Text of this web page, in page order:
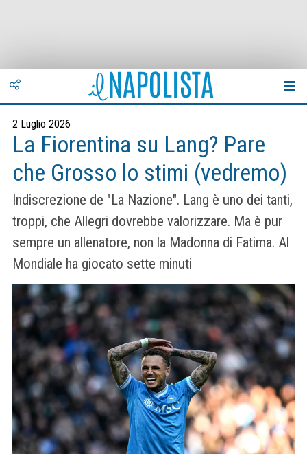
2 Luglio 2026
La Fiorentina su Lang? Pare
che Grosso lo stimi (vedremo)
Indiscrezione de "La Nazione". Lang è uno dei tanti,
troppi, che Allegri dovrebbe valorizzare. Ma è pur
sempre un allenatore, non la Madonna di Fatima. Al
Mondiale ha giocato sette minuti